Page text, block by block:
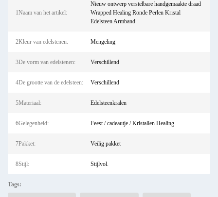
1Naam van het artikel:
Nieuw ontwerp verstelbare handgemaakte draad
Wrapped Healing Ronde Perlen Kristal
Edelsteen Armband
2Kleur van edelstenen: Mengeling
3De vorm van edelstenen: Verschillend
4De grootte van de edelsteen: Verschillend
5Materiaal: Edelsteenkralen
6Gelegenheid: Feest / cadeautje / Kristallen Healing
7Pakket: Veilig pakket
8Stijl: Stijlvol.
Tags: